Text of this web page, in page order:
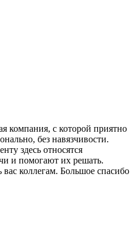
компания, с которой приятно
без навязчивости.
здесь относятся
и помогают их решать.
коллегам. Большое спасибо